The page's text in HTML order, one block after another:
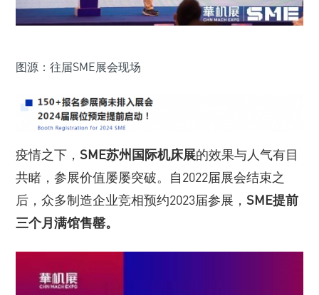
图源：往届SME展会现场
疫情之下， SME苏州国际机床展的效果与人气有目
共睹，参展价值屡屡突破。自2022届展会结束之
后，众多制造企业竞相预约2023届参展， SME提前
三个月满馆售罄。